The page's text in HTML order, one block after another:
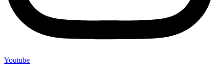
Youtube